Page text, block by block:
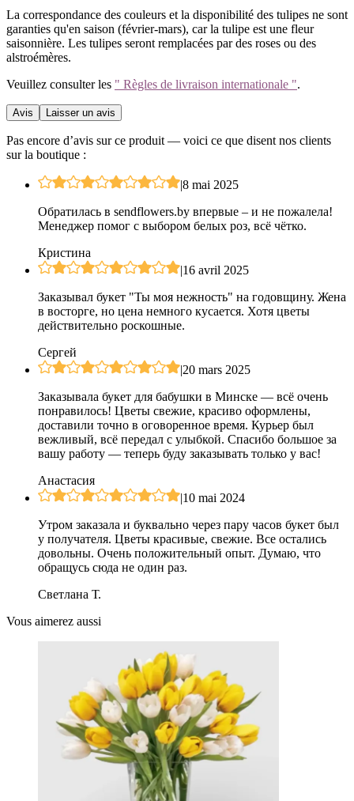
La correspondance des couleurs et la disponibilité des tulipes ne sont
garanties qu'en saison (février-mars), car la tulipe est une fleur
saisonnière. Les tulipes seront remplacées par des roses ou des
alstroémères.
Veuillez consulter les " Règles de livraison internationale ".
Avis Laisser un avis
Pas encore d’avis sur ce produit — voici ce que disent nos clients
sur la boutique :
|8 mai 2025
Обратилась в sendflowers.by впервые – и не пожалела!
Менеджер помог с выбором белых роз, всё чётко.
Кристина
|16 avril 2025
Заказывал букет "Ты моя нежность" на годовщину. Жена
в восторге, но цена немного кусается. Хотя цветы
действительно роскошные.
Сергей
|20 mars 2025
Заказывала букет для бабушки в Минске — всё очень
понравилось! Цветы свежие, красиво оформлены,
доставили точно в оговоренное время. Курьер был
вежливый, всё передал с улыбкой. Спасибо большое за
вашу работу — теперь буду заказывать только у вас!
Анастасия
|10 mai 2024
Утром заказала и буквально через пару часов букет был
у получателя. Цветы красивые, свежие. Все остались
довольны. Очень положительный опыт. Думаю, что
обращусь сюда не один раз.
Светлана Т.
Vous aimerez aussi